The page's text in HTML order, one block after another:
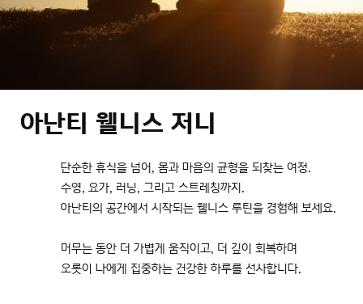
아난티 웰니스 저니
단순한 휴식을 넘어, 몸과 마음의 균형을 되찾는 여정.
수영, 요가, 러닝, 그리고 스트레칭까지.
아난티의 공간에서 시작되는 웰니스 루틴을 경험해 보세요.
머무는 동안 더 가볍게 움직이고, 더 깊이 회복하며
오롯이 나에게 집중하는 건강한 하루를 선사합니다.